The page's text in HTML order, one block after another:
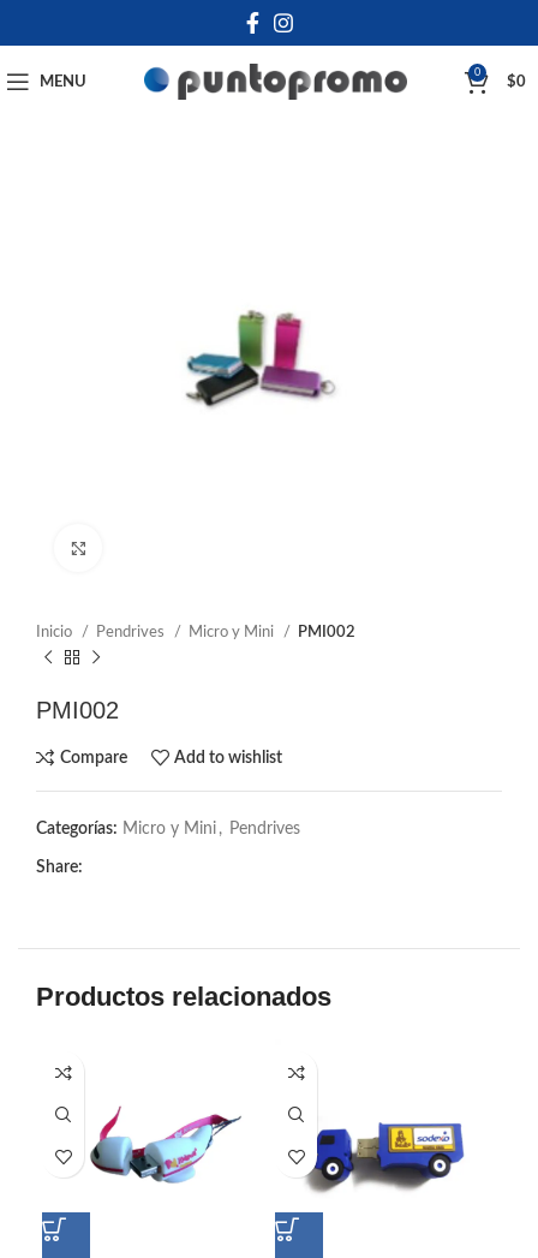
MENU
0
$0
Inicio Pendrives Micro y Mini PMI002
PMI002
Compare Add to wishlist
Categorías: Micro y Mini , Pendrives
Share:
Productos relacionados